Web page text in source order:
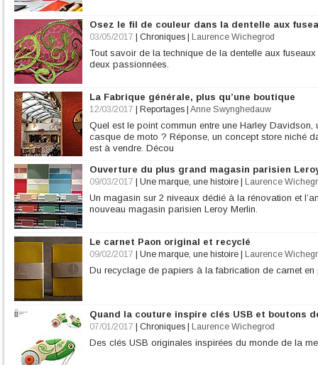
Osez le fil de couleur dans la dentelle aux
03/05/2017 Chroniques Laurence Wichegrod
Tout savoir de la technique de la dentelle aux
deux passionnées.
La Fabrique générale, plus qu’une boutique
12/03/2017 Reportages Anne Swynghedauw
Quel est le point commun entre une Harley Davidson,
casque de moto ? Réponse, un concept store niché
est à vendre. Décou
Ouverture du plus grand magasin parisien
09/03/2017 Une marque, une histoire Laurence
Un magasin sur 2 niveaux dédié à la rénovation et
nouveau magasin parisien Leroy Merlin.
Le carnet Paon original et recyclé
09/02/2017 Une marque, une histoire Laurence
Du recyclage de papiers à la fabrication de carnet en
Quand la couture inspire clés USB et boutons
07/01/2017 Chroniques Laurence Wichegrod
Des clés USB originales inspirées du monde de la